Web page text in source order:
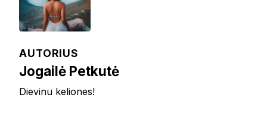
AUTORIUS
Jogailė Petkutė
Dievinu keliones!